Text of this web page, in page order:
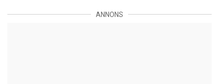
ANNONS